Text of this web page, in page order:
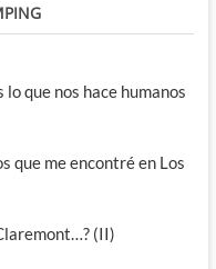
que nos hace humanos
que me encontré en Los
(II)